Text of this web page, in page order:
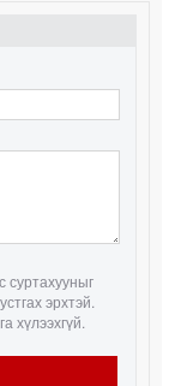
суртахууныг
эрхтэй.
хүлээхгүй.